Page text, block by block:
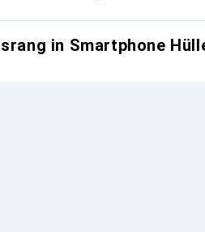
in Smartphone